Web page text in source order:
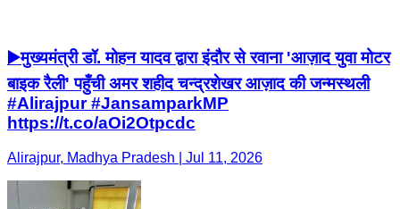
▶️मुख्यमंत्री डॉ. मोहन यादव द्वारा इंदौर से रवाना 'आज़ाद युवा मोटर
बाइक रैली' पहुँची अमर शहीद चन्द्रशेखर आज़ाद की जन्मस्थली
#Alirajpur #JansamparkMP
https://t.co/aOi2Otpcdc
Alirajpur, Madhya Pradesh | Jul 11, 2026